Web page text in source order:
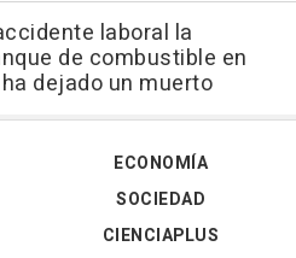
laboral la
de combustible en
dejado un muerto
ECONOMÍA
SOCIEDAD
CIENCIAPLUS